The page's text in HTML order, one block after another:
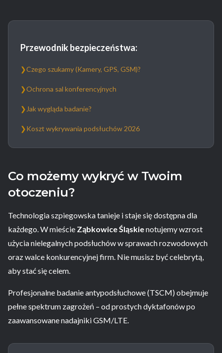
Przewodnik bezpieczeństwa:
❯Czego szukamy (Kamery, GPS, GSM)?
❯Ochrona sal konferencyjnych
❯ Jak wygląda badanie?
❯Koszt wykrywania podsłuchów 2026
Co możemy wykryć w Twoim
otoczeniu?
Technologia szpiegowska tanieje i staje się dostępna dla
każdego. W mieście Ząbkowice Śląskienotujemy wzrost
użycia nielegalnych podsłuchów w sprawach rozwodowych
oraz walce konkurencyjnej firm. Nie musisz być celebrytą,
aby stać się celem.
Profesjonalne badanie antypodsłuchowe (TSCM) obejmuje
pełne spektrum zagrożeń – od prostych dyktafonów po
zaawansowane nadajniki GSM/LTE.